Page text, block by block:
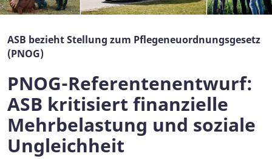
ASB bezieht Stellung zum Pflegeneuordnungsgesetz
(PNOG)
PNOG-Referentenentwurf:
ASB kritisiert finanzielle
Mehrbelastung und soziale
Ungleichheit